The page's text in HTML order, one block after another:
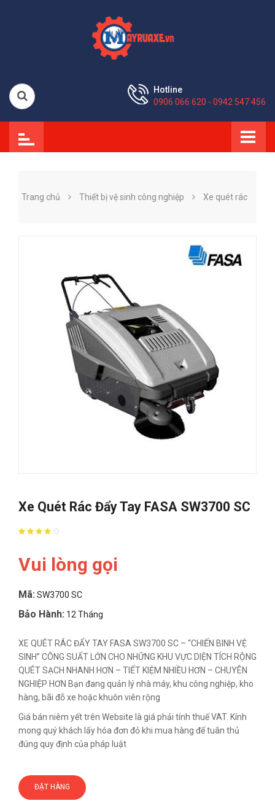
Hotline
0906 066 620 - 0942 547 456
Trang chủ Thiết bị vệ sinh công nghiệp Xe quét rác
Xe Quét Rác Đẩy Tay FASA SW3700 SC
Vui lòng gọi
Mã: SW3700 SC
Bảo Hành: 12 Tháng
XE QUÉT RÁC ĐẨY TAY FASA SW3700 SC – “CHIẾN BINH VỆ
SINH” CÔNG SUẤT LỚN CHO NHỮNG KHU VỰC DIỆN TÍCH RỘNG
QUÉT SẠCH NHANH HƠN – TIẾT KIỆM NHIỀU HƠN – CHUYÊN
NGHIỆP HƠN Bạn đang quản lý nhà máy, khu công nghiệp, kho
hàng, bãi đỗ xe hoặc khuôn viên rộng
Giá bán niêm yết trên Website là giá phải tính thuế VAT. Kính
mong quý khách lấy hóa đơn đỏ khi mua hàng để tuân thủ
đúng quy định của pháp luật
ĐẶT HÀNG